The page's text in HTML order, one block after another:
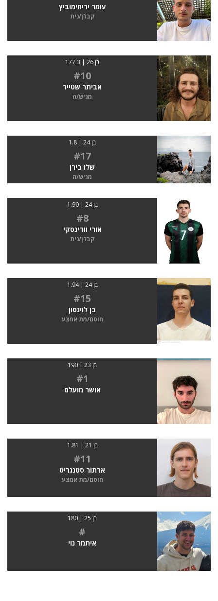
עומר יריחימוביץ
קבלן/נית
בן 26 | 177.3
#10
אביתר שטייר
מגיש/ה
בן 24 | 1.8
#17
שלו בירן
מגיש/ה
בן 24 | 1.90
#8
אורי וודינסקי
קבלן/נית
בן 24 | 1.94
#15
בן לוינסון
חוסם/מת אמצע
בן 23 | 190
#1
אושר מועלם
בן 21 | 1.81
#11
ארתור סטנגריט
חוסם/מת אמצע
בן 25 | 180
#
איתמר נוי